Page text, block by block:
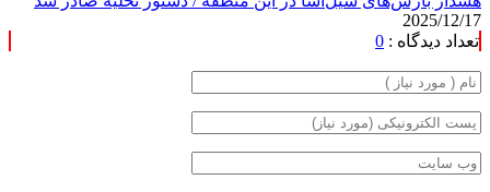
2025/12/17
تعداد دیدگاه : 0